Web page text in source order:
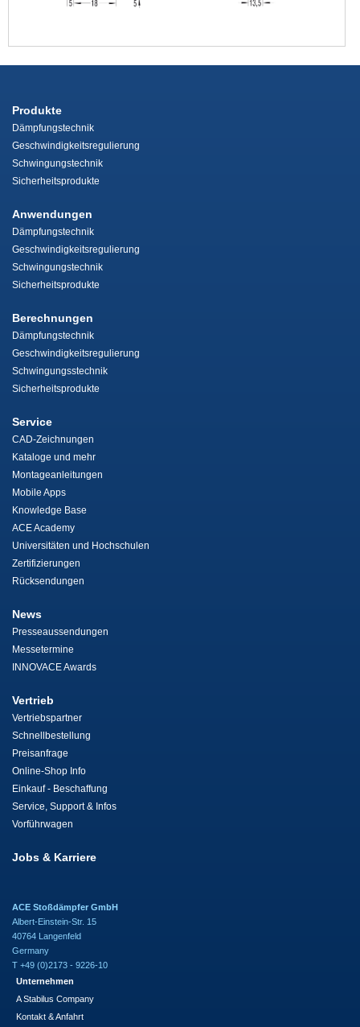
Produkte
Dämpfungstechnik
Geschwindigkeitsregulierung
Schwingungstechnik
Sicherheitsprodukte
Anwendungen
Dämpfungstechnik
Geschwindigkeitsregulierung
Schwingungstechnik
Sicherheitsprodukte
Berechnungen
Dämpfungstechnik
Geschwindigkeitsregulierung
Schwingungsstechnik
Sicherheitsprodukte
Service
CAD-Zeichnungen
Kataloge und mehr
Montageanleitungen
Mobile Apps
Knowledge Base
ACE Academy
Universitäten und Hochschulen
Zertifizierungen
Rücksendungen
News
Presseaussendungen
Messetermine
INNOVACE Awards
Vertrieb
Vertriebspartner
Schnellbestellung
Preisanfrage
Online-Shop Info
Einkauf - Beschaffung
Service, Support & Infos
Vorführwagen
Jobs & Karriere
ACE Stoßdämpfer GmbH
Albert-Einstein-Str. 15
40764 Langenfeld
Germany
T +49 (0)2173 - 9226-10
Unternehmen
A Stabilus Company
Kontakt & Anfahrt